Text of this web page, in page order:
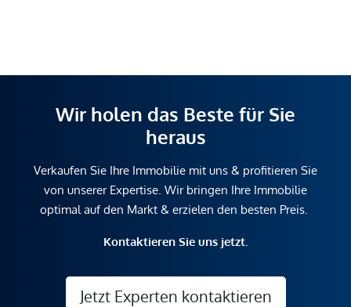
Wir holen das Beste für Sie
heraus
Verkaufen Sie Ihre Immobilie mit uns & profitieren Sie
von unserer Expertise. Wir bringen Ihre Immobilie
optimal auf den Markt & erzielen den besten Preis.
Kontaktieren Sie uns jetzt.
Jetzt Experten kontaktieren